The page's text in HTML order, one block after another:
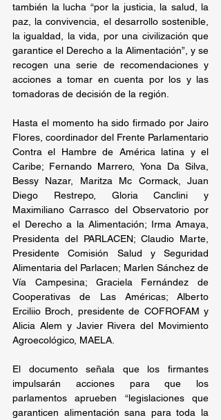
también la lucha “por la justicia, la salud, la
paz, la convivencia, el desarrollo sostenible,
la igualdad, la vida, por una civilización que
garantice el Derecho a la Alimentación”, y se
recogen una serie de recomendaciones y
acciones a tomar en cuenta por los y las
tomadoras de decisión de la región.
Hasta el momento ha sido firmado por Jairo
Flores, coordinador del Frente Parlamentario
Contra el Hambre de América latina y el
Caribe; Fernando Marrero, Yona Da Silva,
Bessy Nazar, Maritza Mc Cormack, Juan
Diego Restrepo, Gloria Canclini y
Maximiliano Carrasco del Observatorio por
el Derecho a la Alimentación; Irma Amaya,
Presidenta del PARLACEN; Claudio Marte,
Presidente Comisión Salud y Seguridad
Alimentaria del Parlacen; Marlen Sánchez de
Vía Campesina; Graciela Fernández de
Cooperativas de Las Américas; Alberto
Erciliio Broch, presidente de COFROFAM y
Alicia Alem y Javier Rivera del Movimiento
Agroecológico, MAELA.
El documento señala que los firmantes
impulsarán acciones para que los
parlamentos aprueben “legislaciones que
garanticen alimentación sana para toda la